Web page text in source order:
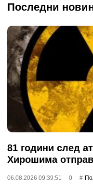
Последни
81 години след
Хирошима
06.08.2026 09:39:51 0